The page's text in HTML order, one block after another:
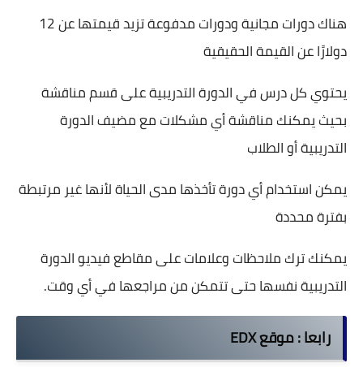
هناك دورات مجانية ودورات مدفوعة تزيد قيمتها عن 12
دولارًا عن القيمة الحقيقية
يحتوي كل درس في الدورة التدريبية على قسم مناقشة
بحيث يمكنك مناقشة أي مشكلات مع مضيف الدورة
التدريبية أو الطلاب
يمكن استخدام أي دورة تأخذها مدى الحياة لأنها غير مرتبطة
بفترة محددة
يمكنك ترك ملاحظات وعلامات على مقاطع فيديو الدورة
التدريبية نفسها حتى تتمكن من مراجعها في أي وقت.
رابعا :موقع EDX